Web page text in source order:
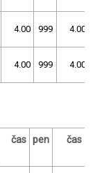
4.00 999 4.00
4.00 999 4.00
čas pen čas